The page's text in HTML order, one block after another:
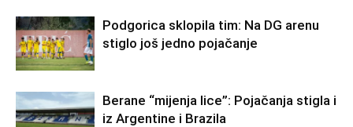
Podgorica sklopila tim: Na DG arenu
stiglo još jedno pojačanje
Berane “mijenja lice”: Pojačanja stigla i
iz Argentine i Brazila